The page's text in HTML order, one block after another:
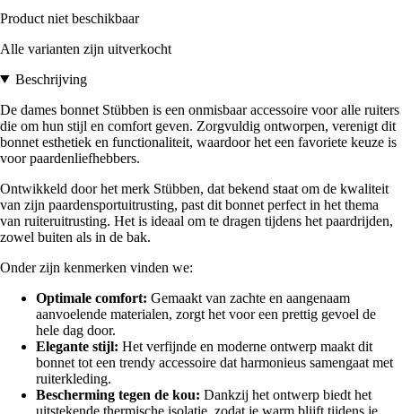
Product niet beschikbaar
Alle varianten zijn uitverkocht
Beschrijving
De dames bonnet Stübben is een onmisbaar accessoire voor alle ruiters
die om hun stijl en comfort geven. Zorgvuldig ontworpen, verenigt dit
bonnet esthetiek en functionaliteit, waardoor het een favoriete keuze is
voor paardenliefhebbers.
Ontwikkeld door het merk Stübben, dat bekend staat om de kwaliteit
van zijn paardensportuitrusting, past dit bonnet perfect in het thema
van ruiteruitrusting. Het is ideaal om te dragen tijdens het paardrijden,
zowel buiten als in de bak.
Onder zijn kenmerken vinden we:
Optimale comfort: Gemaakt van zachte en aangenaam
aanvoelende materialen, zorgt het voor een prettig gevoel de
hele dag door.
Elegante stijl: Het verfijnde en moderne ontwerp maakt dit
bonnet tot een trendy accessoire dat harmonieus samengaat met
ruiterkleding.
Bescherming tegen de kou: Dankzij het ontwerp biedt het
uitstekende thermische isolatie, zodat je warm blijft tijdens je